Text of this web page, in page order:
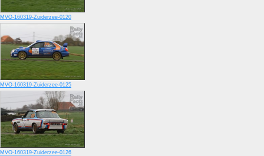
MVO-160319-Zuiderzee-0120
MVO-160319-Zuiderzee-0125
MVO-160319-Zuiderzee-0126